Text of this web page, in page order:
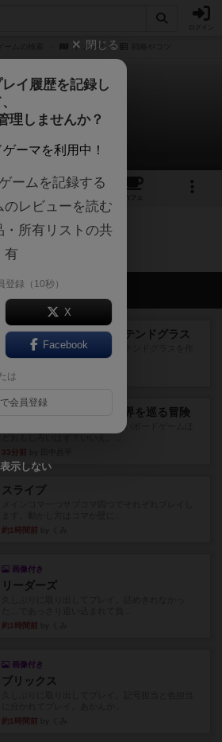
イゾルデ
イゾルデ
0件の戦略やコツ
3
カフェ
イゾルデのトップに戻る
員の新しい投稿
アズール：シントラのステンドグラス
大好きなアズールシリーズ。ステンドグラスを作
っていきます✨1部より自由...
2分前
エクスペディション：世界を巡る冒険
クラマー氏の不朽の名作。新しいボードゲームほ
33分前
スライプ
約1時間前
画像付き
リーダーズ
約1時間前
画像付き
ブリックス
約1時間前
閉じる
イ履歴を記録し
理しませんか？
ーマを利用中！
ームを記録する
レビューを読む
・所有リストの共
有
登録（10秒）
X
Facebook
は
会員登録
示しない